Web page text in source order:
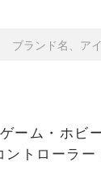
ーム・ホビ
トローラー